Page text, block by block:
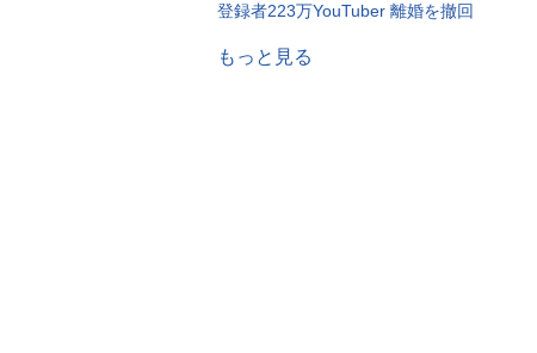
登録者223万YouTuber 離婚を撤回
もっと見る